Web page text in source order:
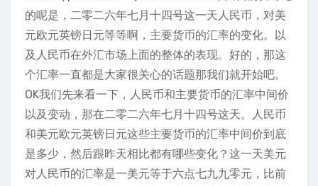
的呢是，二零二六年七月十四号这一天人民币，对美
元欧元英镑日元等等啊，主要货币的汇率的变化。以
及人民币在外汇市场上面的整体的表现。好的，那这
个汇率一直都是大家很关心的话题那我们就开始吧。
OK我们先来看一下，人民币和主要货币的汇率中间价
以及变动，那在二零二六年七月十四号这天。人民币
和美元欧元英镑日元这些主要货币的汇率中间价到底
是多少，然后跟昨天相比都有哪些变化？这一天美元
对人民币的汇率是一美元等于六点七九九零元，比前